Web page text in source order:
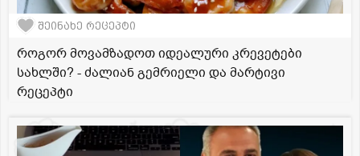
შეინახე რეცეპტი
როგორ მოვამზადოთ იდეალური კრევეტები
სახლში? - ძალიან გემრიელი და მარტივი
რეცეპტი